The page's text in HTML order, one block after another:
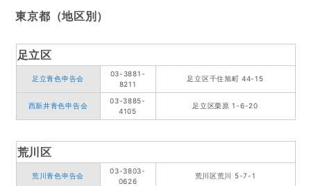
東京都（地区別）
足立区
足立青色申告会
03-3881-
8211
足立区千住旭町 44-15
西新井青色申告会
03-3885-
4105
足立区栗原 1-6-20
荒川区
荒川青色申告会
03-3803-
0626
荒川区荒川 5-7-1